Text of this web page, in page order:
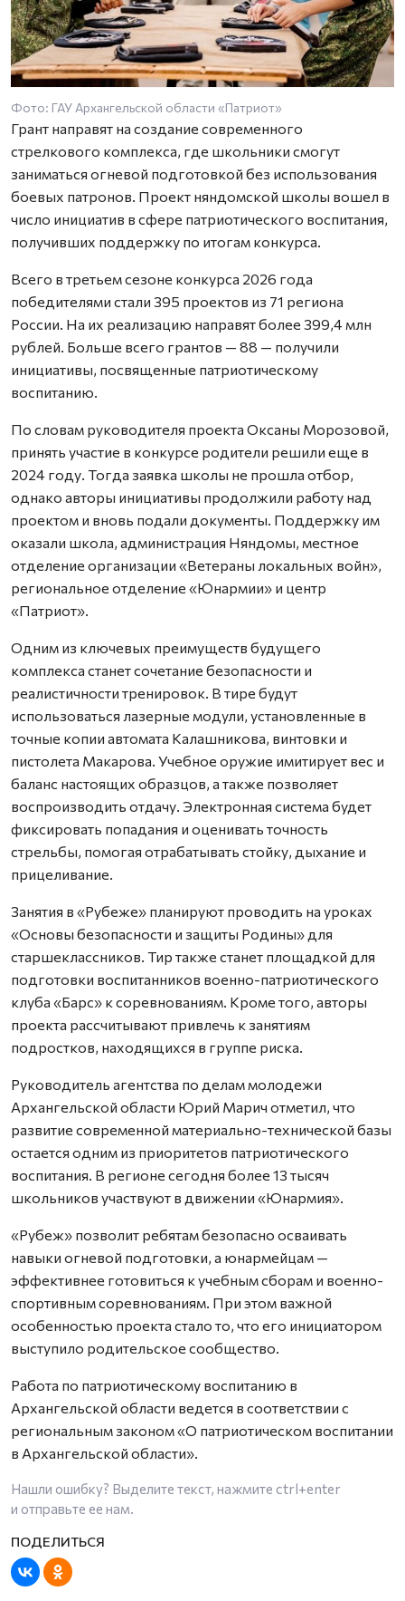
Фото: ГАУ Архангельской области «Патриот»
Грант направят на создание современного
стрелкового комплекса, где школьники смогут
заниматься огневой подготовкой без использования
боевых патронов. Проект няндомской школы вошел в
число инициатив в сфере патриотического воспитания,
получивших поддержку по итогам конкурса.
Всего в третьем сезоне конкурса 2026 года
победителями стали 395 проектов из 71 региона
России. На их реализацию направят более 399,4 млн
рублей. Больше всего грантов — 88 — получили
инициативы, посвященные патриотическому
воспитанию.
По словам руководителя проекта Оксаны Морозовой,
принять участие в конкурсе родители решили еще в
2024 году. Тогда заявка школы не прошла отбор,
однако авторы инициативы продолжили работу над
проектом и вновь подали документы. Поддержку им
оказали школа, администрация Няндомы, местное
отделение организации «Ветераны локальных войн»,
региональное отделение «Юнармии» и центр
«Патриот».
Одним из ключевых преимуществ будущего
комплекса станет сочетание безопасности и
реалистичности тренировок. В тире будут
использоваться лазерные модули, установленные в
точные копии автомата Калашникова, винтовки и
пистолета Макарова. Учебное оружие имитирует вес и
баланс настоящих образцов, а также позволяет
воспроизводить отдачу. Электронная система будет
фиксировать попадания и оценивать точность
стрельбы, помогая отрабатывать стойку, дыхание и
прицеливание.
Занятия в «Рубеже» планируют проводить на уроках
«Основы безопасности и защиты Родины» для
старшеклассников. Тир также станет площадкой для
подготовки воспитанников военно-патриотического
клуба «Барс» к соревнованиям. Кроме того, авторы
проекта рассчитывают привлечь к занятиям
подростков, находящихся в группе риска.
Руководитель агентства по делам молодежи
Архангельской области Юрий Марич отметил, что
развитие современной материально-технической базы
остается одним из приоритетов патриотического
воспитания. В регионе сегодня более 13 тысяч
школьников участвуют в движении «Юнармия».
«Рубеж» позволит ребятам безопасно осваивать
навыки огневой подготовки, а юнармейцам —
эффективнее готовиться к учебным сборам и военно-
спортивным соревнованиям. При этом важной
особенностью проекта стало то, что его инициатором
выступило родительское сообщество.
Работа по патриотическому воспитанию в
Архангельской области ведется в соответствии с
региональным законом «О патриотическом воспитании
в Архангельской области».
Нашли ошибку? Выделите текст, нажмите ctrl+enter
и отправьте ее нам.